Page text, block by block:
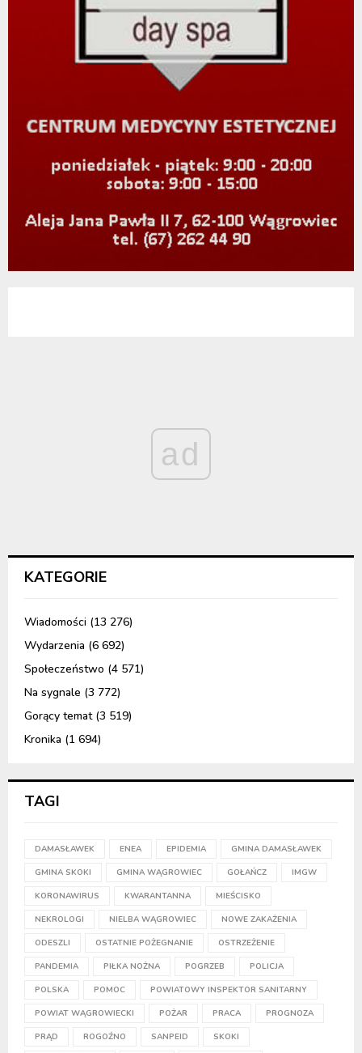
ad
KATEGORIE
Wiadomości (13 276)
Wydarzenia (6 692)
Społeczeństwo (4 571)
Na sygnale (3 772)
Gorący temat(3 519)
Kronika (1 694)
TAGI
DAMASŁAWEK ENEA EPIDEMIA GMINA DAMASŁAWEK
GMINA SKOKI GMINA WĄGROWIEC GOŁAŃCZ IMGW
KORONAWIRUS KWARANTANNA MIEŚCISKO
NEKROLOGI NIELBA WĄGROWIEC NOWE ZAKAŻENIA
ODESZLI OSTATNIE POŻEGNANIE OSTRZEŻENIE
PANDEMIA PIŁKA NOŻNA POGRZEB POLICJA
POLSKA POMOC POWIATOWY INSPEKTOR SANITARNY
POWIAT WĄGROWIECKI POŻAR PRACA PROGNOZA
PRĄD ROGOŹNO SANPEID SKOKI